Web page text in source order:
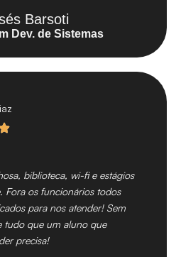
Barsoti
Dev. de Sistemas
biblioteca, wi-fi e estágios
Fora os funcionários todos
para nos atender! Sem
tudo que um aluno que
precisa!